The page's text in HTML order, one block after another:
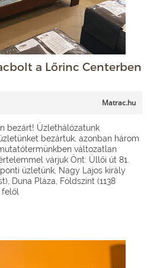
a Lőrinc Centerben
Matrac.hu
bezárt! Üzlethálózatunk
bezártuk, azonban három
változatlan
várjuk Önt: Üllői út 81.
üzletünk, Nagy Lajos király
Duna Pláza, Földszint (1138
felől